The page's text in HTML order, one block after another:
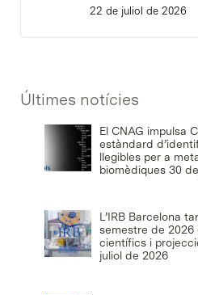
22 de juliol de 2026
Últimes notícies
El CNAG impulsa
estàndard
llegibles per a
biomèdiques 30
L’IRB Barcelona
semestre de 2026
científics i
juliol de 2026